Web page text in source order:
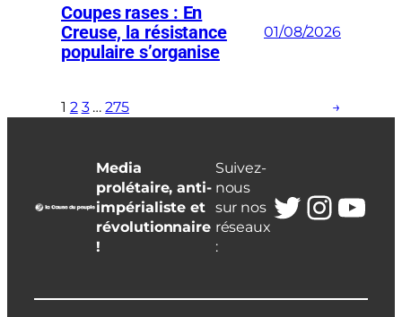
Coupes rases : En
Creuse, la résistance
populaire s’organise
01/08/2026
1 2 3 … 275 →
Media
prolétaire, anti-
impérialiste et
révolutionnaire
!
Suivez-
nous
sur nos
réseaux
:
Twitter